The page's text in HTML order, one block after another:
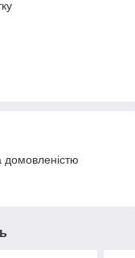
домовленістю